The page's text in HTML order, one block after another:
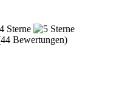
Bewertungen)